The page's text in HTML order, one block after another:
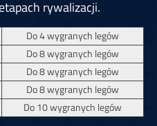
rywalizacji.
Do 4 wygranych legów
Do 8 wygranych legów
Do 8 wygranych legów
Do 8 wygranych legów
Do 10 wygranych legów